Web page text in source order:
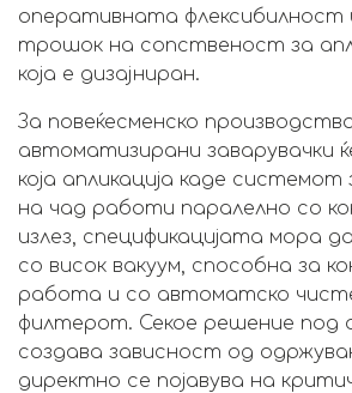
оперативната флексибилност
трошок на сопственост за
која е дизајниран.
За повеќесменско
автоматизирани заварувачки
која апликација каде системот
на чад работи паралелно со
излез, спецификацијата мора
со висок вакуум, способна за
работа и со автоматско
филтерот. Секое решение под
создава зависност од
директно се појавува на